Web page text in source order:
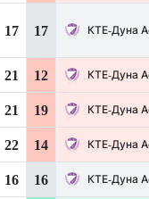
17 17 КТЕ-Дуна
21 12 КТЕ-Дуна
21 19 КТЕ-Дуна
22 14 КТЕ-Дуна
16 16 КТЕ-Дуна